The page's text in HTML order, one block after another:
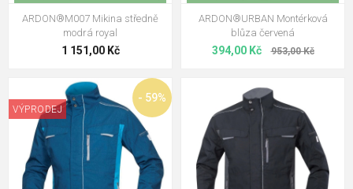
ARDON®M007 Mikina středně
modrá royal
1 151,00 Kč
ARDON®URBAN Montérková
blůza červená
394,00 Kč 953,00 Kč
- 59%
VÝPRODEJ